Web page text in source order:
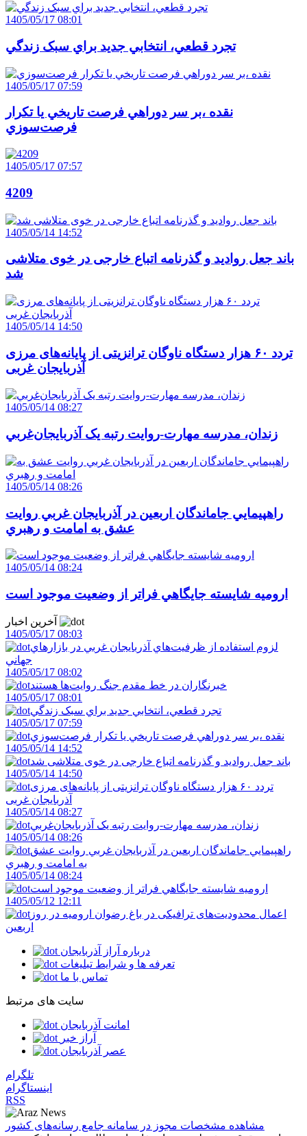
1405/05/17 08:01
تجرد قطعي، انتخابي جديد براي سبک زندگي
1405/05/17 07:59
نقده ،بر سر دوراهي فرصت تاريخي يا تکرار
فرصت‌سوزي
1405/05/17 07:57
4209
1405/05/14 14:52
باند جعل روادید و گذرنامه اتباع خارجی در خوی متلاشی
شد
1405/05/14 14:50
تردد ۶۰ هزار دستگاه ناوگان ترانزیتی از پایانه‌های مرزی
آذربایجان ‌غربی
1405/05/14 08:27
زندان، مدرسه مهارت-روايت رتبه يک آذربايجان‌غربي
1405/05/14 08:26
راهپيمايي جاماندگان اربعين در آذربايجان غربي روايت
عشق به امامت و رهبري
1405/05/14 08:24
اروميه شايسته جايگاهي فراتر از وضعيت موجود است
1405/05/17 08:03
لزوم استفاده از ظرفيت‌هاي آذربايجان غربي در بازارهاي
جهاني
1405/05/17 08:02
خبرنگاران در خط مقدم جنگ روايت‌ها هستند
1405/05/17 08:01
تجرد قطعي، انتخابي جديد براي سبک زندگي
1405/05/17 07:59
نقده ،بر سر دوراهي فرصت تاريخي يا تکرار فرصت‌سوزي
1405/05/14 14:52
باند جعل روادید و گذرنامه اتباع خارجی در خوی متلاشی شد
1405/05/14 14:50
تردد ۶۰ هزار دستگاه ناوگان ترانزیتی از پایانه‌های مرزی
آذربایجان ‌غربی
1405/05/14 08:27
زندان، مدرسه مهارت-روايت رتبه يک آذربايجان‌غربي
1405/05/14 08:26
راهپيمايي جاماندگان اربعين در آذربايجان غربي روايت عشق
به امامت و رهبري
1405/05/14 08:24
اروميه شايسته جايگاهي فراتر از وضعيت موجود است
1405/05/12 12:11
اعمال محدودیت‌های ترافیکی در باغ رضوان ارومیه در روز
اربعین
درباره آراز آذربایجان
تعرفه ها و شرایط تبلیغات
تماس با ما
سایت های مرتبط
امانت آذربایجان
آراز خبر
عصر آذربایجان
تلگرام
اینستاگرام
RSS
مشاهده مشخصات مجوز در سامانه جامع رسانه‌های کشور